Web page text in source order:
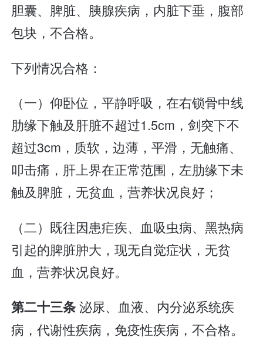
胆囊、脾脏、胰腺疾病，内脏下垂，腹部
包块，不合格。
下列情况合格：
（一）仰卧位，平静呼吸，在右锁骨中线
肋缘下触及肝脏不超过1.5cm，剑突下不
超过3cm，质软，边薄，平滑，无触痛、
叩击痛，肝上界在正常范围，左肋缘下未
触及脾脏，无贫血，营养状况良好；
（二）既往因患疟疾、血吸虫病、黑热病
引起的脾脏肿大，现无自觉症状，无贫
血，营养状况良好。
第二十三条泌尿、血液、内分泌系统疾
病，代谢性疾病，免疫性疾病，不合格。